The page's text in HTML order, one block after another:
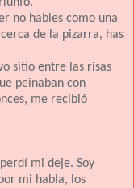
no hables como una
de la pizarra, has
sitio entre las risas
peinaban con
me recibió
mi deje. Soy
mi habla, los